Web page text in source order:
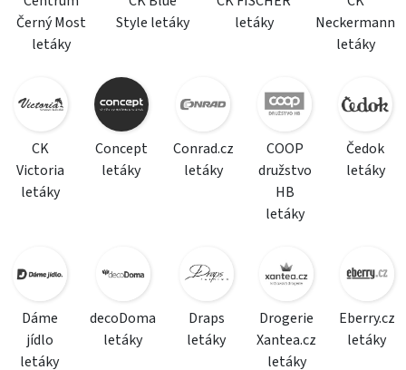
Černý Most
letáky
Style letáky
letáky
Neckermann
letáky
CK
Victoria
letáky
Concept
letáky
Conrad.cz
letáky
COOP
družstvo
HB
letáky
Čedok
letáky
Dáme
jídlo
letáky
decoDoma
letáky
Draps
letáky
Drogerie
Xantea.cz
letáky
Eberry.cz
letáky